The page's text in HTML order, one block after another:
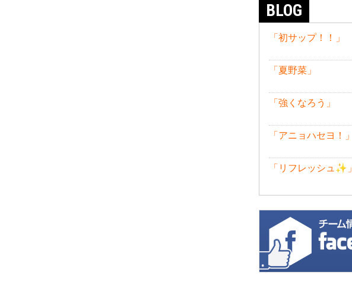
BLOG
「初サップ！！」
「夏野菜」
「強くなろう」
「アニョハセヨ！」
「リフレッシュ✨」